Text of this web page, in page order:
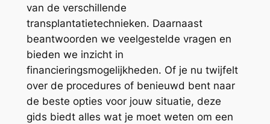
van de verschillende
transplantatietechnieken. Daarnaast
beantwoorden we veelgestelde vragen en
bieden we inzicht in
financieringsmogelijkheden. Of je nu twijfelt
over de procedures of benieuwd bent naar
de beste opties voor jouw situatie, deze
gids biedt alles wat je moet weten om een